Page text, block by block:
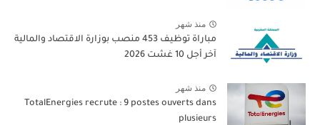
منذ شهر
مباراة توظيف 453 منصب بوزارة الاقتصاد والمالية
آخر أجل 10 غشت 2026
منذ شهر
TotalEnergies recrute : 9 postes ouverts dans
plusieurs